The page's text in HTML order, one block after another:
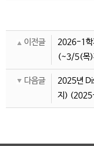
이전글
2026-1학
(~3/5(목)
다음글
2025년
지)